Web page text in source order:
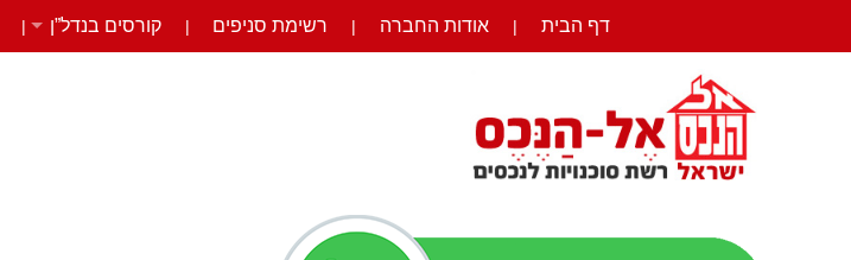
דף הבית | אודות החברה | רשימת סניפים | קורסים בנדל”ן |